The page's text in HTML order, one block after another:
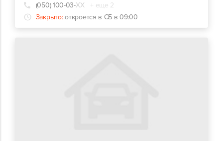
(050) 100-03-ХХ
+ еще 2
Закрыто: откроется в СБ в 09:00